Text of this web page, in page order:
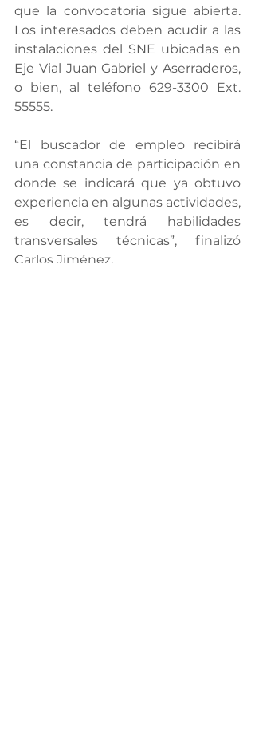
que la convocatoria sigue abierta.
Los interesados deben acudir a las
instalaciones del SNE ubicadas en
Eje Vial Juan Gabriel y Aserraderos,
o bien, al teléfono 629-3300 Ext.
55555.
“El buscador de empleo recibirá
una constancia de participación en
donde se indicará que ya obtuvo
experiencia en algunas actividades,
es decir, tendrá habilidades
transversales técnicas”, finalizó
Carlos Jiménez.